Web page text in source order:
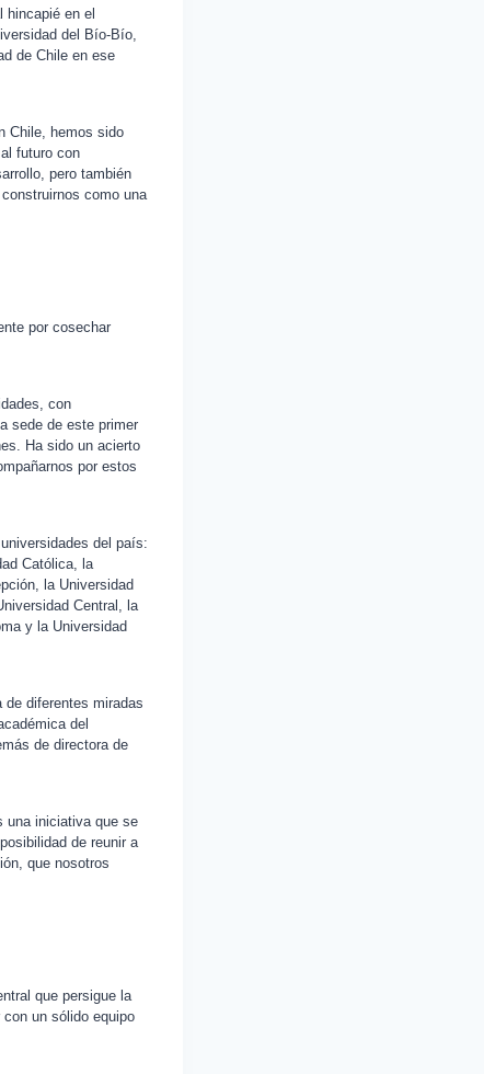
hincapié en el
del Bío-Bío,
de Chile en ese
Chile, hemos sido
futuro con
pero también
como una
por cosechar
con
sede de este primer
Ha sido un acierto
por estos
del país:
Católica, la
la Universidad
Central, la
y la Universidad
diferentes miradas
del
de directora de
una iniciativa que se
de reunir a
que nosotros
que persigue la
un sólido equipo